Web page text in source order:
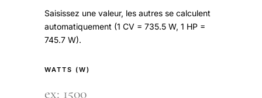
Saisissez une valeur, les autres se calculent
automatiquement (1 CV = 735.5 W, 1 HP =
745.7 W).
WATTS (W)